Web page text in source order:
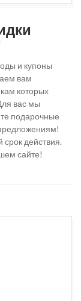
и купоны
вам
которых
вас мы
подарочные
действия.
сайте!